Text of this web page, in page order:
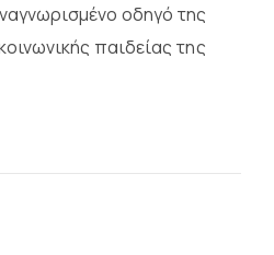
οδηγό της
παιδείας της